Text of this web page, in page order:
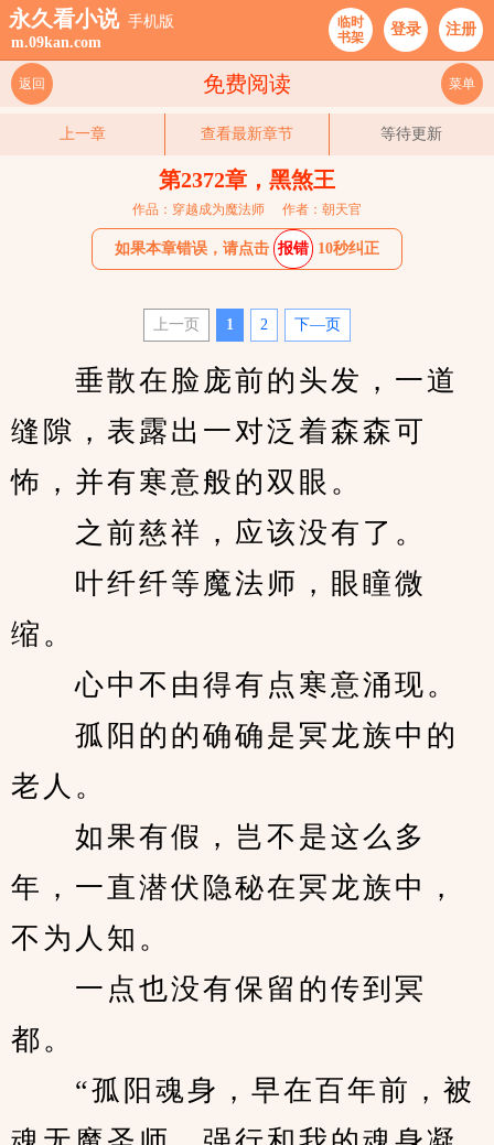
永久看小说 手机版
m.09kan.com
临时
书架
登录 注册
免费阅读
返回 菜单
上一章 查看最新章节 等待更新
第2372章，黑煞王
作品：穿越成为魔法师 作者：朝天官
如果本章错误，请点击 报错 10秒纠正
上一页 1 2 下—页
垂散在脸庞前的头发，一道
缝隙，表露出一对泛着森森可
怖，并有寒意般的双眼。
之前慈祥，应该没有了。
叶纤纤等魔法师，眼瞳微
缩。
心中不由得有点寒意涌现。
孤阳的的确确是冥龙族中的
老人。
如果有假，岂不是这么多
年，一直潜伏隐秘在冥龙族中，
不为人知。
一点也没有保留的传到冥
都。
“孤阳魂身，早在百年前，被